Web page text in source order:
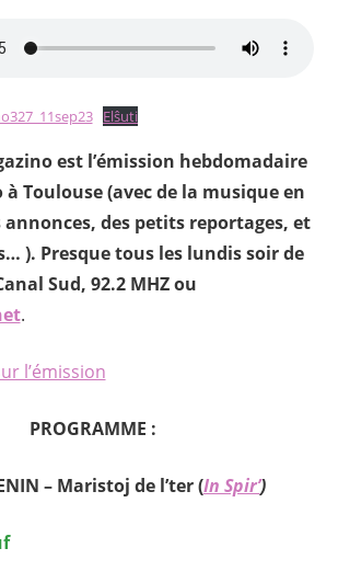
Elŝuti
est l’émission hebdomadaire
à Toulouse (avec de la musique en
des petits reportages, et
). Presque tous les lundis soir de
Sud, 92.2 MHZ ou
.
l’émission
PROGRAMME :
– Maristoj de l’ter (In Spir’)